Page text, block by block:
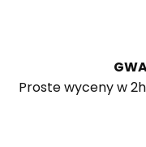
Proste wyceny w